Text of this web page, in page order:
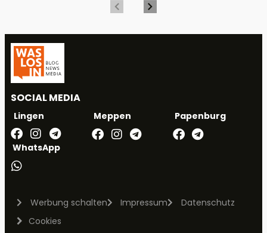
SOCIAL MEDIA
Lingen Meppen Papenburg
WhatsApp
Werbung schalten Impressum
Datenschutz
Cookies